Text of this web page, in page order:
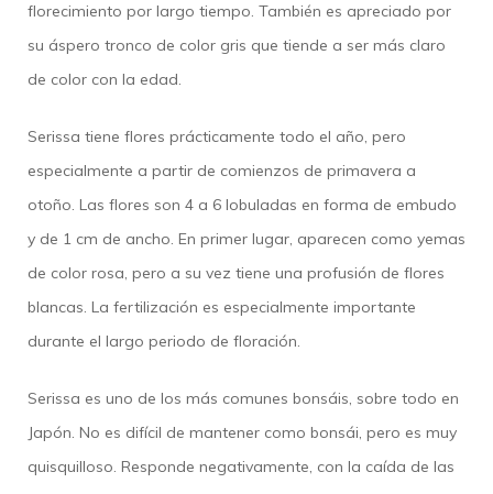
florecimiento por largo tiempo. También es apreciado por
su áspero tronco de color gris que tiende a ser más claro
de color con la edad.
Serissa tiene flores prácticamente todo el año, pero
especialmente a partir de comienzos de primavera a
otoño. Las flores son 4 a 6 lobuladas en forma de embudo
y de 1 cm de ancho. En primer lugar, aparecen como yemas
de color rosa, pero a su vez tiene una profusión de flores
blancas. La fertilización es especialmente importante
durante el largo periodo de floración.
Serissa es uno de los más comunes bonsáis, sobre todo en
Japón. No es difícil de mantener como bonsái, pero es muy
quisquilloso. Responde negativamente, con la caída de las